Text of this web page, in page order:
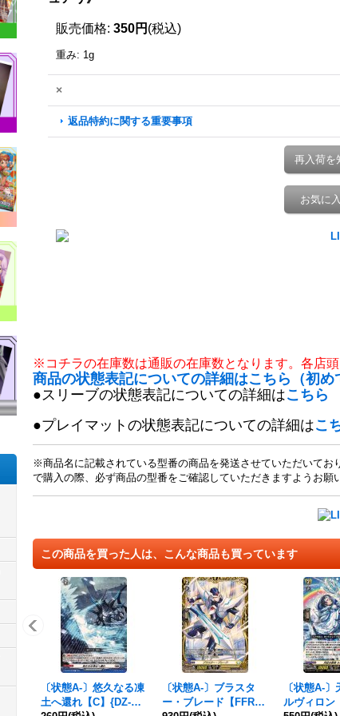
販売価格: 350円 (税込)
重み: 1g
×
返品特約に関する重要事項
再入荷を
お気に
※コチラの在庫数は通販の在庫数となります。各店頭
商品の状態表記についての詳細はこちら（初め
●スリーブの状態表記についての詳細はこちら
●プレイマットの状態表記についての詳細はこ
※商品名に記載されている型番の商品を発送させていただいて
で購入の際、必ず商品の型番をご確認していただきますようお願
この商品を買った人は、こんな商品も買っています
〔状態A-〕悠久なる凍
土へ還れ【C】{DZ-BT
〔状態A-〕ブラスタ
ー・ブレード【FFR】
〔状態A-
ルヴィロン